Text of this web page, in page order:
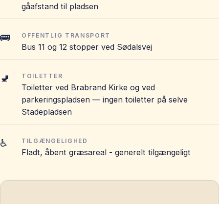
gåafstand til pladsen
🚌 OFFENTLIG TRANSPORT
Bus 11 og 12 stopper ved Sødalsvej
🚽 TOILETTER
Toiletter ved Brabrand Kirke og ved
parkeringspladsen — ingen toiletter på selve
Stadepladsen
♿ TILGÆNGELIGHED
Fladt, åbent græsareal - generelt tilgængeligt